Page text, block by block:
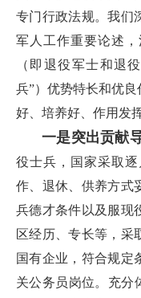
专门行政法规。我们
军人工作重要论述
（即退役军士和退
兵”）优势特长和优
好、培养好、作用发
一是突出贡献
役士兵，国家采取
作、退休、供养方式
兵德才条件以及服现
区经历、专长等，采
国有企业，符合规定
关公务员岗位。充分